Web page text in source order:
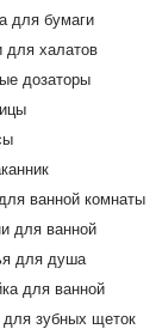
для бумаги
для халатов
дозаторы
ванной комнаты
для ванной
для душа
для ванной
для зубных щеток